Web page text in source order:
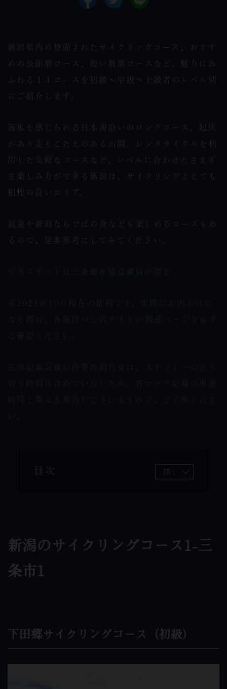
新潟県内の整備されたサイクリングコース、おすす
めの長距離コース、短い散策コースなど、魅力にあ
ふれる１１コースを初級～中級～上級者のレベル別
にご紹介します。
海風を感じられる日本海沿いのロングコース、起伏
があり走りごたえのある山間、レンタサイクルを利
用した気軽なコースなど、レベルに合わせたさまざ
ま楽しみ方ができる新潟は、サイクリングととても
相性の良いエリア。
温泉や新潟ならではの食なども楽しめるコースもあ
るので、是非参考にしてみてください。
目次 開く
新潟のサイクリングコース1-三
条市1
下田郷サイクリングコース（初級）